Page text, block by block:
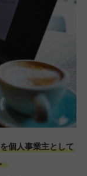
個人事業主として